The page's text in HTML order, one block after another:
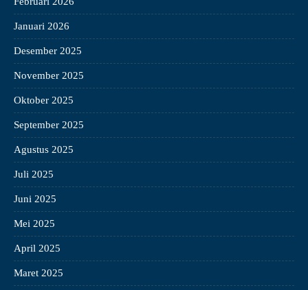
Januari 2026
Desember 2025
November 2025
Oktober 2025
September 2025
Agustus 2025
Juli 2025
Juni 2025
Mei 2025
April 2025
Maret 2025